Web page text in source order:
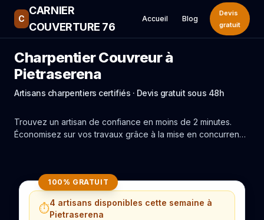
C
CARNIER
COUVERTURE 76
Accueil Blog
Devis
gratuit
Charpentier Couvreur à
Pietraserena
Artisans charpentiers certifiés · Devis gratuit sous 48h
Trouvez un artisan de confiance en moins de 2 minutes.
Économisez sur vos travaux grâce à la mise en concurrence
100% GRATUIT
⏱️4 artisans disponibles cette semaine à
Pietraserena